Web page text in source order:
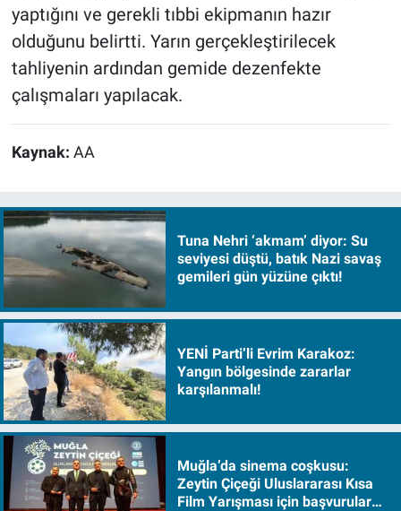
yaptığını ve gerekli tıbbi ekipmanın hazır
olduğunu belirtti. Yarın gerçekleştirilecek
tahliyenin ardından gemide dezenfekte
çalışmaları yapılacak.
Kaynak: AA
Tuna Nehri ‘akmam’ diyor: Su
seviyesi düştü, batık Nazi savaş
gemileri gün yüzüne çıktı!
YENİ Parti’li Evrim Karakoz:
Yangın bölgesinde zararlar
karşılanmalı!
Muğla’da sinema coşkusu:
Zeytin Çiçeği Uluslararası Kısa
Film Yarışması için başvurular